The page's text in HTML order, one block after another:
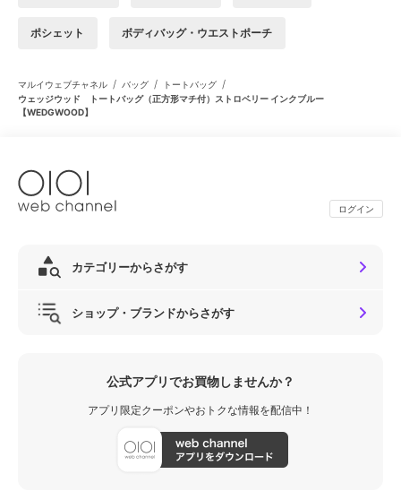
ポシェット ボディバッグ・ウエストポーチ
マルイウェブチャネル / バッグ / トートバッグ /
ウェッジウッド トートバッグ（正方形マチ付）ストロベリー インクブルー
【WEDGWOOD】
ログイン
カテゴリーからさがす
ショップ・ブランドからさがす
公式アプリでお買物しませんか？
アプリ限定クーポンやおトクな情報を配信中！